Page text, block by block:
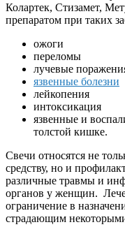
Колартек, Стизамет,
препаратом при таких
ожоги
переломы
лучевые
язвенные болезни
лейкопения
интоксикация
язвенные и
толстой кишке.
Свечи относятся не
средству, но и
различные травмы и
органов у женщин.
ограничение в
страдающим